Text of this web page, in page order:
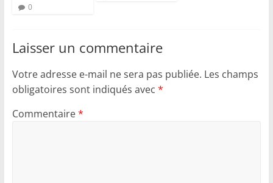
0
Laisser un commentaire
Votre adresse e-mail ne sera pas publiée. Les champs
obligatoires sont indiqués avec *
Commentaire*